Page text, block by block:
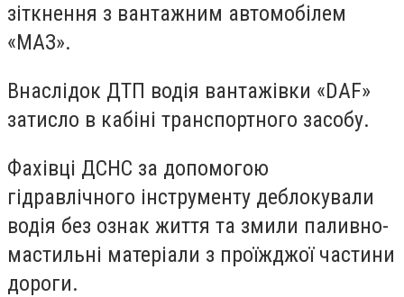
зіткнення з вантажним автомобілем
«МАЗ».
Внаслідок ДТП водія вантажівки «DAF»
затисло в кабіні транспортного засобу.
Фахівці ДСНС за допомогою
гідравлічного інструменту деблокували
водія без ознак життя та змили паливно-
мастильні матеріали з проїжджої частини
дороги.